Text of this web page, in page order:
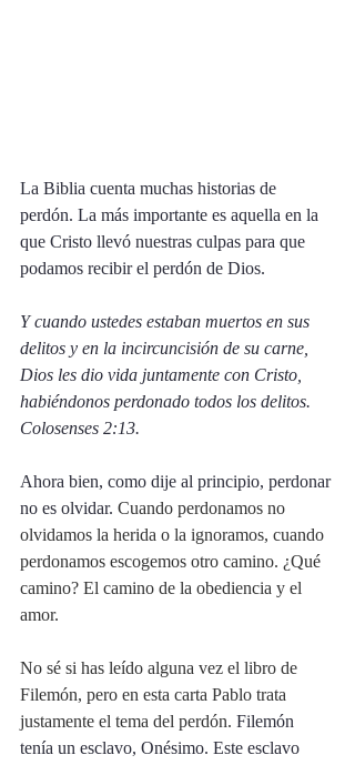
La Biblia cuenta muchas historias de
perdón. La más importante es aquella en la
que Cristo llevó nuestras culpas para que
podamos recibir el perdón de Dios.
Y cuando ustedes estaban muertos en sus
delitos y en la incircuncisión de su carne,
Dios les dio vida juntamente con Cristo,
habiéndonos perdonado todos los delitos.
Colosenses 2:13.
Ahora bien, como dije al principio, perdonar
no es olvidar. Cuando perdonamos no
olvidamos la herida o la ignoramos, cuando
perdonamos escogemos otro camino. ¿Qué
camino? El camino de la obediencia y el
amor.
No sé si has leído alguna vez el libro de
Filemón, pero en esta carta Pablo trata
justamente el tema del perdón. Filemón
tenía un esclavo, Onésimo. Este esclavo